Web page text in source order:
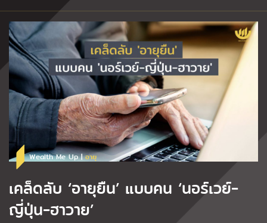
Wealth Me Up |อายุ
เคล็ดลับ ‘อายุยืน’ แบบคน ‘นอร์เวย์-
ญี่ปุ่น-ฮาวาย’